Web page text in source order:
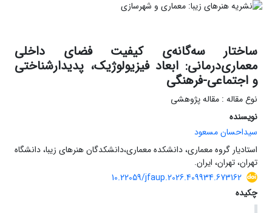
ساختار سه‌گانه‌ی کیفیت فضای داخلی
معماری‌درمانی: ابعاد فیزیولوژیک، پدیدارشناختی
و اجتماعی-فرهنگی
نوع مقاله : مقاله پژوهشی
نویسنده
سیداحسان مسعود
استادیار گروه معماری، دانشکده معماری،دانشکدگان هنرهای زیبا، دانشگاه
تهران، تهران، ایران.
10.22059/jfaup.2026.409934.673162
چکیده